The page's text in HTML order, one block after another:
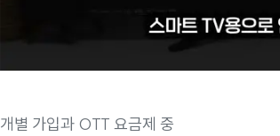
개별 가입과 OTT 요금제 중